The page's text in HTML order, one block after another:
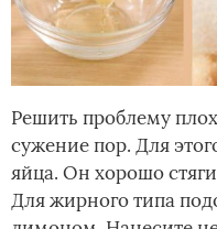
Решить проблему
сужение пор. Для
яйца. Он хорошо
Для жирного типа